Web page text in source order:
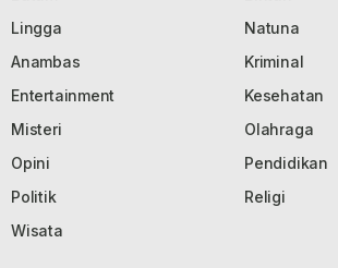
Lingga
Natuna
Anambas
Kriminal
Entertainment
Kesehatan
Misteri
Olahraga
Opini
Pendidikan
Politik
Religi
Wisata